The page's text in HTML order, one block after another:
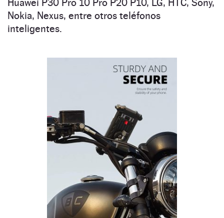
Huawei P30 Pro 10 Pro P20 P10, LG, HTC, Sony,
Nokia, Nexus, entre otros teléfonos
inteligentes.